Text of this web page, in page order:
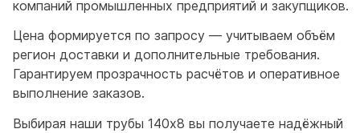
компаний промышленных предприятий и закупщиков.
Цена формируется по запросу — учитываем объём
регион доставки и дополнительные требования.
Гарантируем прозрачность расчётов и оперативное
выполнение заказов.
Выбирая наши трубы 140x8 вы получаете надёжный